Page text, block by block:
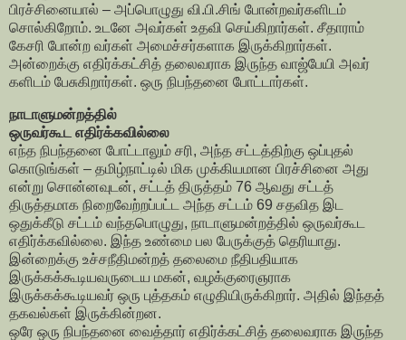
பிரச்சினையால் – அப்பொழுது வி.பி.சிங் போன்றவர்களிடம்
சொல்கிறோம். உடனே அவர்கள் உதவி செய்கிறார்கள். சீதாராம்
கேசரி போன்ற வர்கள் அமைச்சர்களாக இருக்கிறார்கள்.
அன்றைக்கு எதிர்க்கட்சித் தலைவராக இருந்த வாஜ்பேயி அவர்
களிடம் பேசுகிறார்கள். ஒரு நிபந்தனை போட்டார்கள்.
நாடாளுமன்றத்தில்
ஒருவர்கூட எதிர்க்கவில்லை
எந்த நிபந்தனை போட்டாலும் சரி, அந்த சட்டத்திற்கு ஒப்புதல்
கொடுங்கள் – தமிழ்நாட்டில் மிக முக்கியமான பிரச்சினை அது
என்று சொன்னவுடன், சட்டத் திருத்தம் 76 ஆவது சட்டத்
திருத்தமாக நிறைவேற்றப்பட்ட அந்த சட்டம் 69 சதவித இட
ஒதுக்கீடு சட்டம் வந்தபொழுது, நாடாளுமன்றத்தில் ஒருவர்கூட
எதிர்க்கவில்லை. இந்த உண்மை பல பேருக்குத் தெரியாது.
இன்றைக்கு உச்சநீதிமன்றத் தலைமை நீதிபதியாக
இருக்கக்கூடியவருடைய மகன், வழக்குரைஞராக
இருக்கக்கூடியவர் ஒரு புத்தகம் எழுதியிருக்கிறார். அதில் இந்தத்
தகவல்கள் இருக்கின்றன.
ஒரே ஒரு நிபந்தனை வைத்தார் எதிர்க்கட்சித் தலைவராக இருந்த